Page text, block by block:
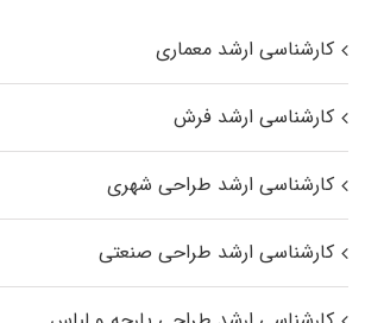
کارشناسی ارشد معماری
کارشناسی ارشد فرش
کارشناسی ارشد طراحی شهری
کارشناسی ارشد طراحی صنعتی